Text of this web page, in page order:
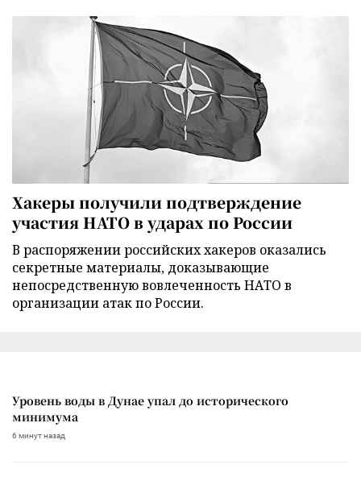
Хакеры получили подтверждение
участия НАТО в ударах по России
В распоряжении российских хакеров оказались
секретные материалы, доказывающие
непосредственную вовлеченность НАТО в
организации атак по России.
Уровень воды в Дунае упал до исторического
минимума
6 минут назад